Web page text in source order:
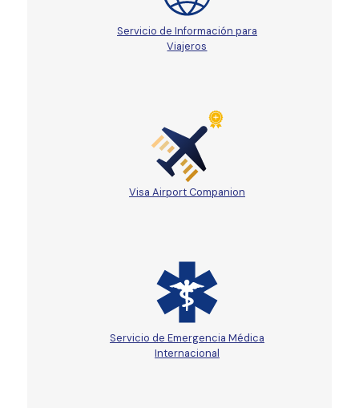
Servicio de Información para
Viajeros
Visa Airport Companion
Servicio de Emergencia Médica
Internacional